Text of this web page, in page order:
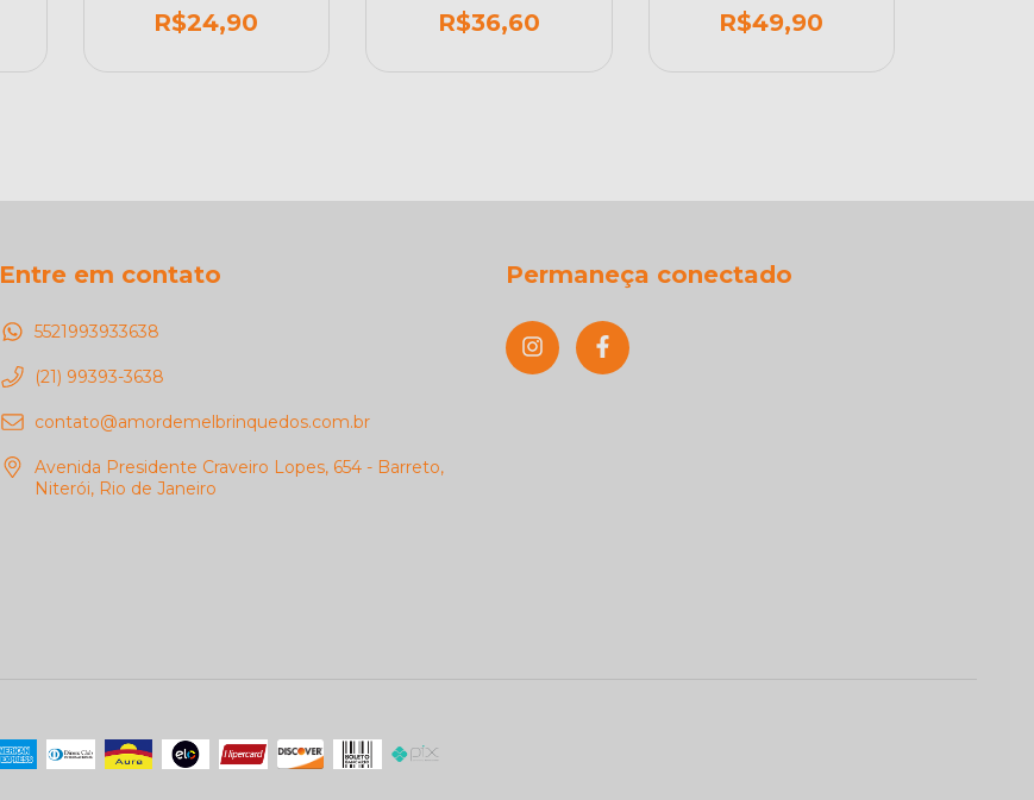
Motora
R$24,90 R$36,60 R$49,90
Entre em contato
5521993933638
(21) 99393-3638
contato@amordemelbrinquedos.com.br
Avenida Presidente Craveiro Lopes, 654 - Barreto,
Niterói, Rio de Janeiro
Permaneça conectado